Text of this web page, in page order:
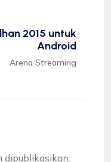
2015 untuk
Android
Arena Streaming